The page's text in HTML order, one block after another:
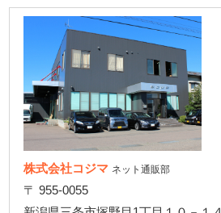
株式会社コジマ ネット通販部
〒 955-0055